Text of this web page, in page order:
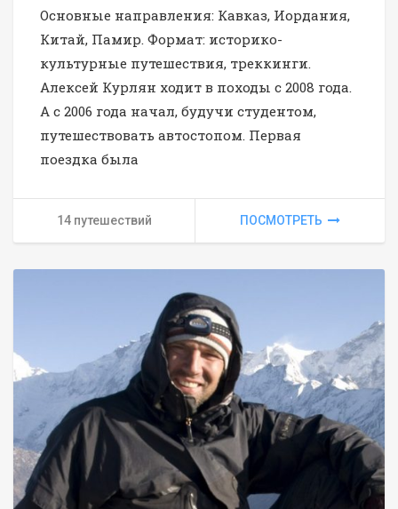
Основные направления: Кавказ, Иордания,
Китай, Памир. Формат: историко-
культурные путешествия, треккинги.
Алексей Курлян ходит в походы с 2008 года.
А с 2006 года начал, будучи студентом,
путешествовать автостопом. Первая
поездка была
14 путешествий ПОСМОТРЕТЬ